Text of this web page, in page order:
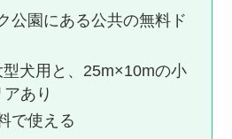
公園にある公共の無料ド
犬用と、25m×10mの小
あり
で使える